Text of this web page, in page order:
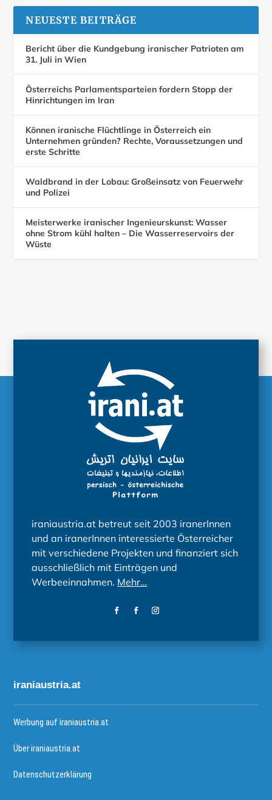
NEUESTE BEITRÄGE
Bericht über die Kundgebung iranischer Patrioten am
31. Juli in Wien
Österreichs Parlamentsparteien fordern Stopp der
Hinrichtungen im Iran
Können iranische Flüchtlinge in Österreich ein
Unternehmen gründen? Rechte, Voraussetzungen und
erste Schritte
Waldbrand in der Lobau: Großeinsatz von Feuerwehr
und Polizei
Meisterwerke iranischer Ingenieurskunst: Wasser
ohne Strom kühl halten – Die Wasserreservoirs der
Wüste
iraniaustria.at betreut seit 2003 iranerInnen
und an iranerInnen interessierte Österreicher
mit verschiedene Projekten und finanziert sich
ausschließlich mit Einträgen und
Werbeeinnahmen. Mehr…
iraniaustria.at
Werbung auf iraniaustria.at
Über iraniaustria.at
Datenschutzerklärung